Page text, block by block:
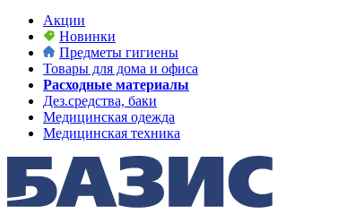
Акции
Новинки
Предметы гигиены
Товары для дома и офиса
Расходные материалы
Дез.средства, баки
Медицинская одежда
Медицинская техника